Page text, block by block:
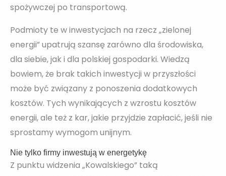
spożywczej po transportową.
Podmioty te w inwestycjach na rzecz „zielonej
energii” upatrują szansę zarówno dla środowiska,
dla siebie, jak i dla polskiej gospodarki. Wiedzą
bowiem, że brak takich inwestycji w przyszłości
może być związany z ponoszenia dodatkowych
kosztów. Tych wynikających z wzrostu kosztów
energii, ale też z kar, jakie przyjdzie zapłacić, jeśli nie
sprostamy wymogom unijnym.
Nie tylko firmy inwestują w energetykę
Z punktu widzenia „Kowalskiego” taką